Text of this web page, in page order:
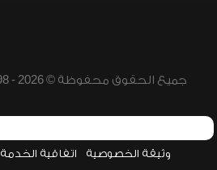
جميع الحقوق محفوظة © 2026 - 1998 لشبكة إسلام ويب
وثيقة الخصوصية اتفاقية الخدمة